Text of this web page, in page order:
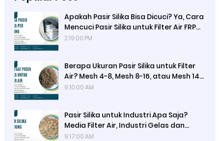
Apakah Pasir Silika Bisa Dicuci? Ya, Cara
Mencuci Pasir Silika untuk Filter Air FRP
dan Filter Aquarium, Backwash, dan
2:19:00 PM
Berapa Ukuran Pasir Silika untuk Filter
Air? Mesh 4-8, Mesh 8-16, atau Mesh 14-
20: Gravel Silika Ideal untuk Penyaringan
9:10:00 AM
Pasir Silika untuk Industri Apa Saja?
Media Filter Air, Industri Gelas dan
Kaca, Semen, Beton, Keramik, Kosmetik,
9:17:00 AM